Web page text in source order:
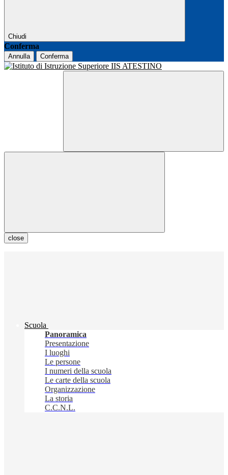
Chiudi
Conferma
Annulla Conferma
close
Scuola
Panoramica
Presentazione
I luoghi
Le persone
I numeri della scuola
Le carte della scuola
Organizzazione
La storia
C.C.N.L.